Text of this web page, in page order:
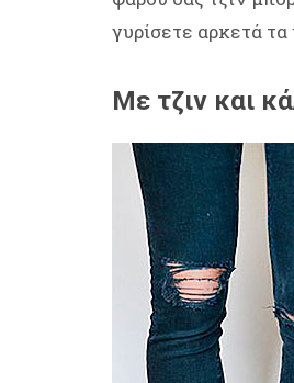
γυρίσετε αρκετά
Με τζιν και